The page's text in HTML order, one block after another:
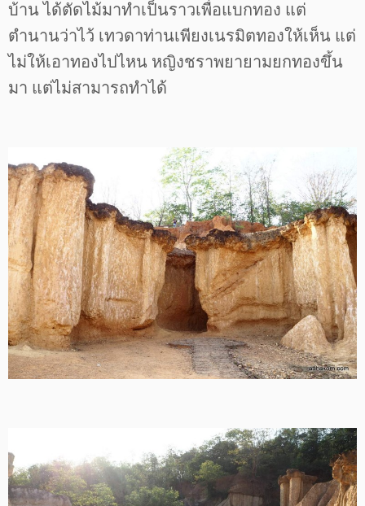
บ้าน ได้ตัดไม้มาทำเป็นราวเพื่อแบกทอง แต่
ตำนานว่าไว้ เทวดาท่านเพียงเนรมิตทองให้เห็น แต่
ไม่ให้เอาทองไปไหน หญิงชราพยายามยกทองขึ้น
มา แต่ไม่สามารถทำได้